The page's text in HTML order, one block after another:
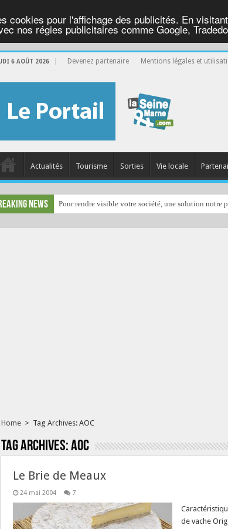
cookies pour l'affichage des publicités. En
nos régies publicitaires comme Google,
6 AOÛT 2026 Devenez partenaire Mentions légales et
Actualités Tourisme Sorties Vie locale
News Pour rendre visible votre société, une solution notre
Home > Tag Archives: AOC
Tag Archives:AOC
Le Brie de Meaux
24 mai 2004 7
de vache